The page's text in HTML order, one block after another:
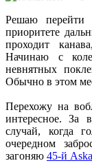
Решаю перейти
приоритете
проходит
Начинаю с
невнятных
Обычно в этом
Перехожу на
интересное. За
случай, когда
очередном
загоняю 45-й